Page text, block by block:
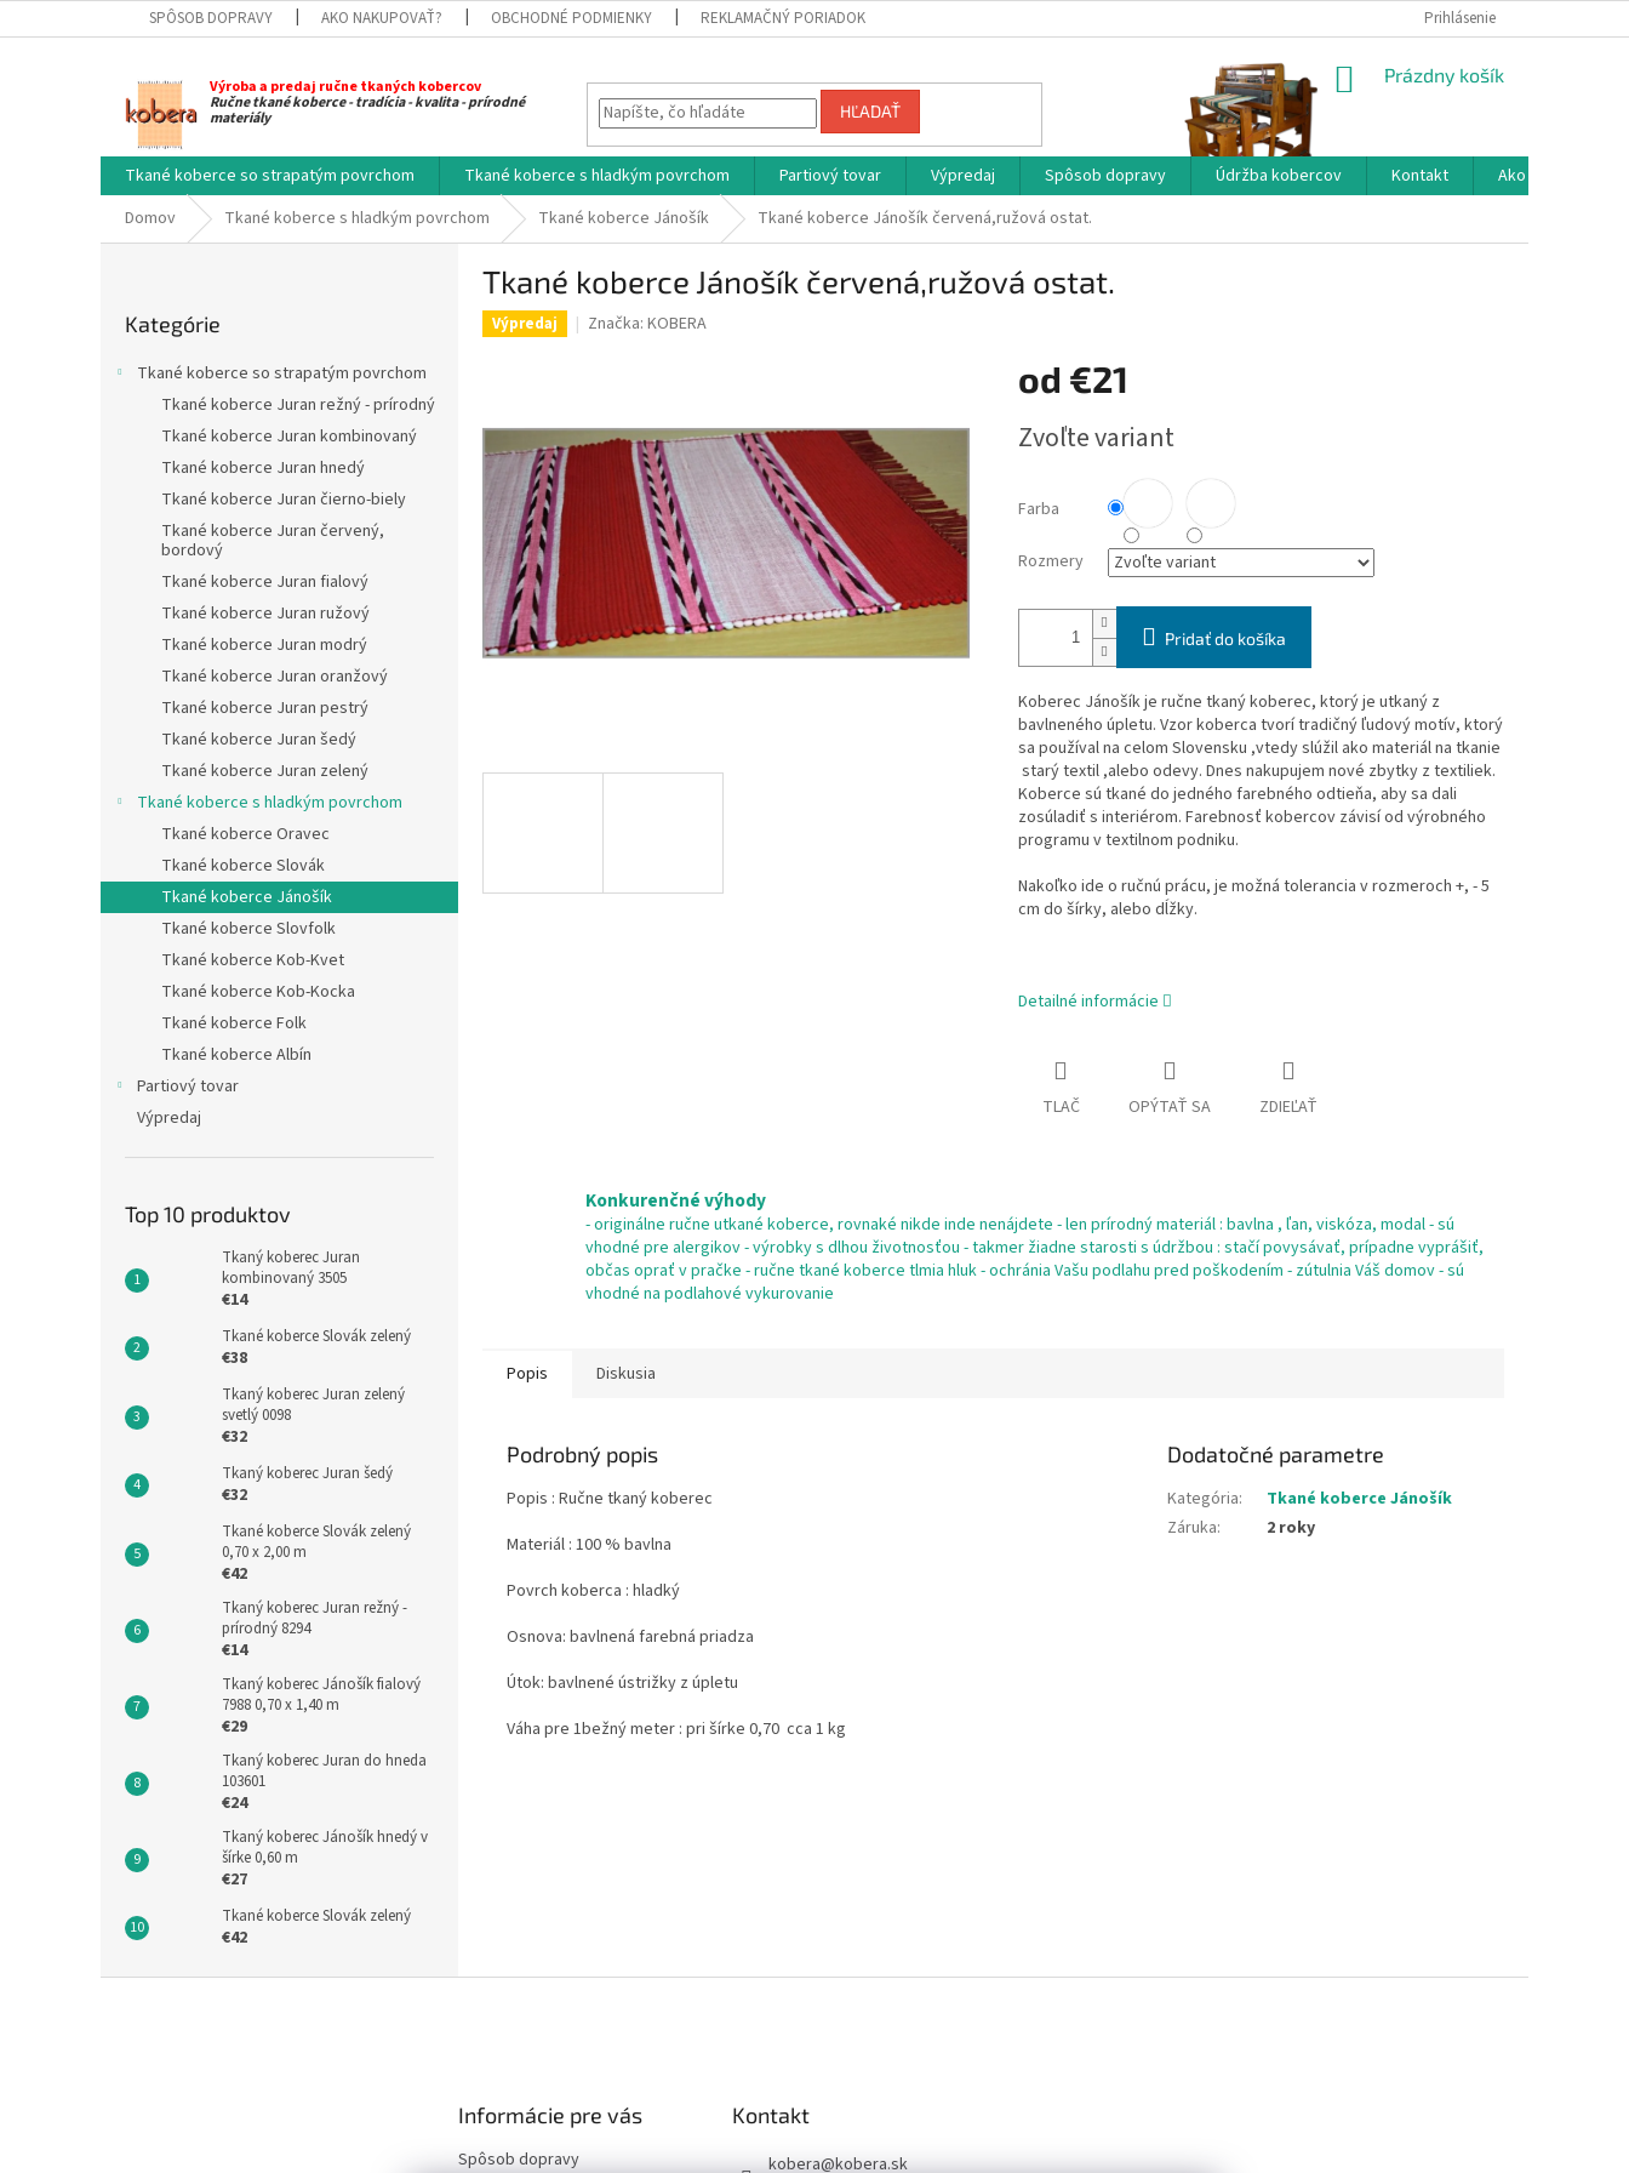
na
SPÔSOB DOPRAVY AKO NAKUPOVAŤ? OBCHODNÉ PODMIENKY REKLAMAČNÝ PORIADOK Prihlásenie
Výroba a predaj ručne tkaných kobercov
Ručne tkané koberce - tradícia - kvalita - prírodné
materiály HĽADAŤ
NÁKUPNÝ
Prázdny košík
Tkané koberce so strapatým povrchom Tkané koberce s hladkým povrchom Partiový tovar Výpredaj Spôsob dopravy Údržba kobercov Kontakt
Ako nakupovať?
Domov
Tkané koberce s hladkým povrchom Tkané koberce Jánošík Tkané koberce Jánošík červená,ružová ostat.
kategórie
Kategórie
Tkané koberce so strapatým povrchom
Tkané koberce Juran režný - prírodný
Tkané koberce Juran kombinovaný
Tkané koberce Juran hnedý
Tkané koberce Juran čierno-biely
Tkané koberce Juran červený,
bordový
Tkané koberce Juran fialový
Tkané koberce Juran ružový
Tkané koberce Juran modrý
Tkané koberce Juran oranžový
Tkané koberce Juran pestrý
Tkané koberce Juran šedý
Tkané koberce Juran zelený
Tkané koberce s hladkým povrchom
Tkané koberce Oravec
Tkané koberce Slovák
Tkané koberce Jánošík
Tkané koberce Slovfolk
Tkané koberce Kob-Kvet
Tkané koberce Kob-Kocka
Tkané koberce Folk
Tkané koberce Albín
Partiový tovar
Výpredaj
Top 10 produktov
Tkaný koberec Juran
kombinovaný 3505
€14
Tkané koberce Slovák zelený
€38
Tkaný koberec Juran zelený
svetlý 0098
€32
Tkaný koberec Juran šedý
€32
Tkané koberce Slovák zelený
0,70 x 2,00 m
€42
Tkaný koberec Juran režný -
prírodný 8294
€14
Tkaný koberec Jánošík fialový
7988 0,70 x 1,40 m
€29
Tkaný koberec Juran do hneda
103601
€24
Tkaný koberec Jánošík hnedý v
šírke 0,60 m
€27
Tkané koberce Slovák zelený
€42
Tkané koberce Jánošík červená,ružová ostat.
Výpredaj Značka: KOBERA
od €21
cena:
Zvoľte variant
Farba
Rozmery
Pridať do košíka
Koberec Jánošík je ručne tkaný koberec, ktorý je utkaný z
bavlneného úpletu. Vzor koberca tvorí tradičný ľudový motív, ktorý
sa používal na celom Slovensku ,vtedy slúžil ako materiál na tkanie
starý textil ,alebo odevy. Dnes nakupujem nové zbytky z textiliek.
Koberce sú tkané do jedného farebného odtieňa, aby sa dali
zosúladiť s interiérom. Farebnosť kobercov závisí od výrobného
programu v textilnom podniku.
Nakoľko ide o ručnú prácu, je možná tolerancia v rozmeroch +, - 5
cm do šírky, alebo dĺžky.
Detailné informácie
TLAČ OPÝTAŤ SA ZDIEĽAŤ
Konkurenčné výhody
- originálne ručne utkané koberce, rovnaké nikde inde nenájdete - len prírodný materiál : bavlna , ľan, viskóza, modal - sú
vhodné pre alergikov - výrobky s dlhou životnosťou - takmer žiadne starosti s údržbou : stačí povysávať, prípadne vyprášiť,
občas oprať v pračke - ručne tkané koberce tlmia hluk - ochránia Vašu podlahu pred poškodením - zútulnia Váš domov - sú
vhodné na podlahové vykurovanie
Popis Diskusia
Podrobný popis
Popis : Ručne tkaný koberec
Materiál : 100 % bavlna
Povrch koberca : hladký
Osnova: bavlnená farebná priadza
Útok: bavlnené ústrižky z úpletu
Váha pre 1bežný meter : pri šírke 0,70 cca 1 kg
Dodatočné parametre
Kategória:
Tkané koberce Jánošík
Záruka: 2 roky
Informácie pre vás
Spôsob dopravy
Kontakt
kobera@kobera.sk